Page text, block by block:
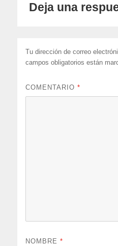
Deja una
Tu dirección de correo
campos obligatorios están
COMENTARIO*
NOMBRE*